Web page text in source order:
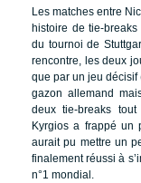
Les matches entre
histoire de tie-
du tournoi de
rencontre, les deux
que par un jeu décisif
gazon allemand
deux tie-breaks
Kyrgios a frappé un
aurait pu mettre un
finalement réussi à
n°1 mondial.